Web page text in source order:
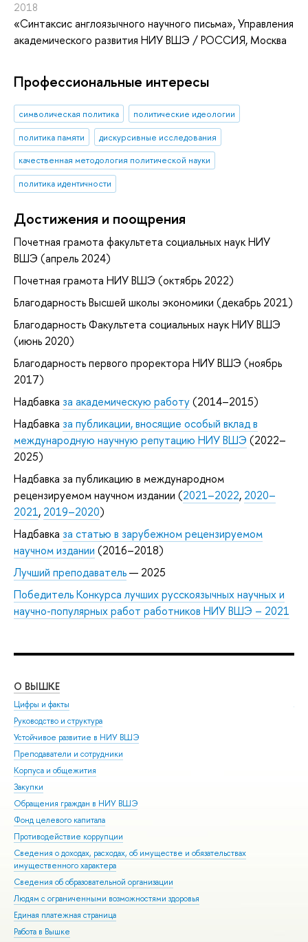
2018
«Синтаксис англоязычного научного письма», Управления
академического развития НИУ ВШЭ / РОССИЯ, Москва
Профессиональные интересы
символическая политика
политические идеологии
политика памяти
дискурсивные исследования
качественная методология политической науки
политика идентичности
Достижения и поощрения
Почетная грамота факультета социальных наук НИУ
ВШЭ (апрель 2024)
Почетная грамота НИУ ВШЭ (октябрь 2022)
Благодарность Высшей школы экономики (декабрь 2021)
Благодарность Факультета социальных наук НИУ ВШЭ
(июнь 2020)
Благодарность первого проректора НИУ ВШЭ (ноябрь
2017)
Надбавка за академическую работу(2014–2015)
Надбавка за публикации, вносящие особый вклад в
международную научную репутацию НИУ ВШЭ (2022–
2025)
Надбавка за публикацию в международном
рецензируемом научном издании (2021–2022, 2020–
2021, 2019–2020)
Надбавка за статью в зарубежном рецензируемом
научном издании (2016–2018)
Лучший преподаватель— 2025
Победитель Конкурса лучших русскоязычных научных и
научно-популярных работ работников НИУ ВШЭ – 2021
О ВЫШКЕ
Цифры и факты
Руководство и структура
Устойчивое развитие в НИУ ВШЭ
Преподаватели и сотрудники
Корпуса и общежития
Закупки
Обращения граждан в НИУ ВШЭ
Фонд целевого капитала
Противодействие коррупции
Сведения о доходах, расходах, об имуществе и обязательствах
имущественного характера
Сведения об образовательной организации
Людям с ограниченными возможностями здоровья
Единая платежная страница
Работа в Вышке